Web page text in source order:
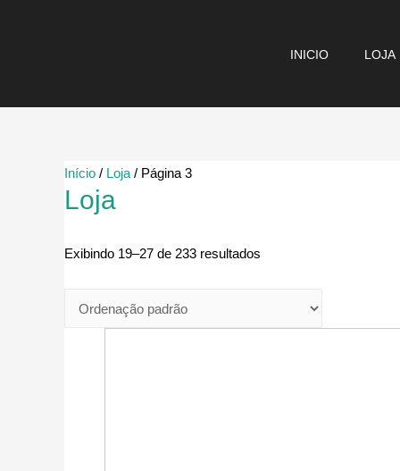
INICIO LOJA
Início / Loja / Página 3
Loja
Exibindo 19–27 de 233 resultados